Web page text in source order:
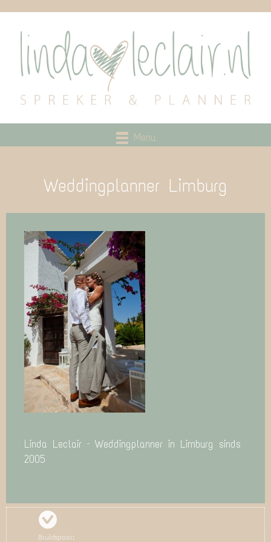
Menu
Weddingplanner Limburg
Linda Leclair – Weddingplanner in Limburg sinds
2005
Bruidspaar: